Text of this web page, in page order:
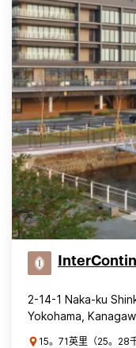
2-14-1 Naka-ku
Yokohama,
15。71英里（25。28